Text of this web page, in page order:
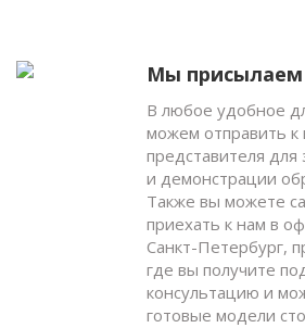
Мы
В любое удобное
можем отправить к
представителя
и демонстрации
Также вы можете
приехать к нам в
Санкт-Петербург,
где вы получите
консультацию и
готовые модели